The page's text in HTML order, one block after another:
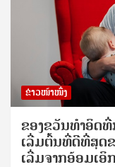
ຂ່າວໜ້າໜຶ່ງ
ຂອງຂວັນທໍາອິດ
ເລີ່ມຕົ້ນທີ່ດີທີ່ສຸດ
ເລີ່ມຈາກອ້ອມເອິ